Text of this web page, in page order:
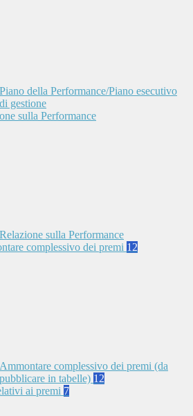
Piano della Performance/Piano esecutivo
di gestione
sulla Performance
Relazione sulla Performance
complessivo dei premi 12
Ammontare complessivo dei premi (da
pubblicare in tabelle) 12
ai premi 7